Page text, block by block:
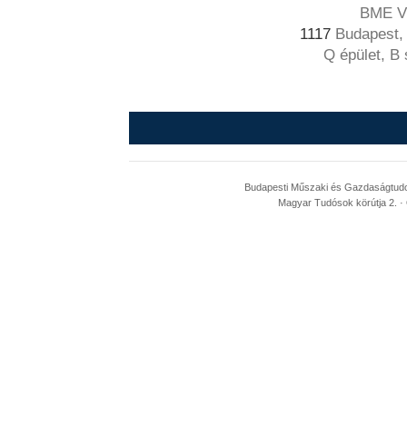
BME
1117
Q épület, B
Budapesti Műszaki és
Magyar Tudósok körútja 2. ·